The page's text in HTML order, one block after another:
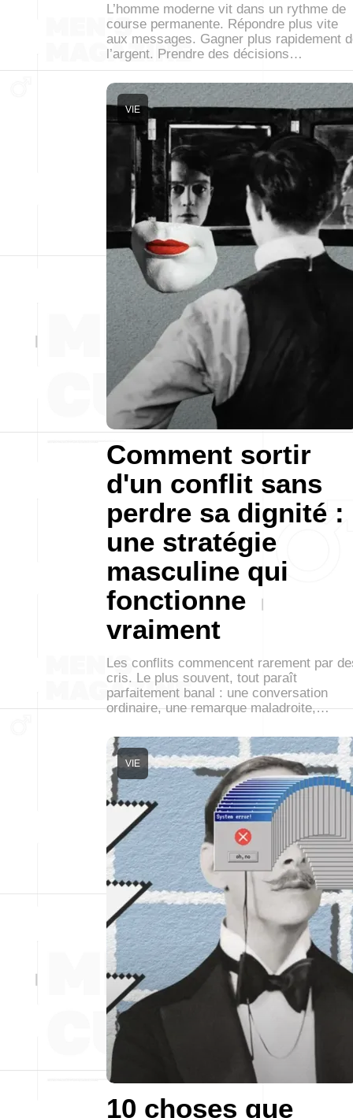
L’homme moderne vit dans un rythme de
course permanente. Répondre plus vite
aux messages. Gagner plus rapidement
l’argent. Prendre des décisions…
Comment sortir
d'un conflit sans
perdre sa dignité :
une stratégie
masculine qui
fonctionne
vraiment
VIE
Les conflits commencent rarement par
cris. Le plus souvent, tout paraît
parfaitement banal : une conversation
ordinaire, une remarque maladroite,…
10 choses que
VIE